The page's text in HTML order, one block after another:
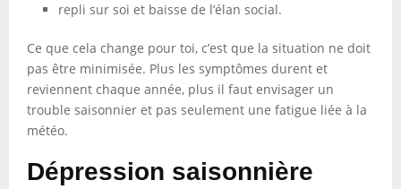
repli sur soi et baisse de l’élan social.
Ce que cela change pour toi, c’est que la situation ne doit
pas être minimisée. Plus les symptômes durent et
reviennent chaque année, plus il faut envisager un
trouble saisonnier et pas seulement une fatigue liée à la
météo.
Dépression saisonnière